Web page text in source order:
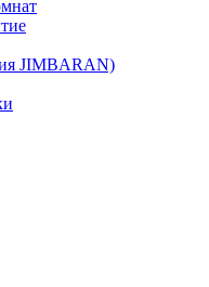
JIMBARAN)